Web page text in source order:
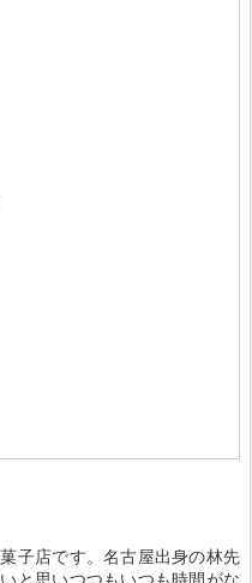
子店です。名古屋出身の林先
と思いつつもいつも時間がな